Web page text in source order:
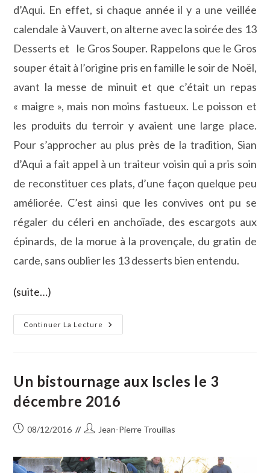
d’Aqui. En effet, si chaque année il y a une veillée
calendale à Vauvert, on alterne avec la soirée des 13
Desserts et le Gros Souper. Rappelons que le Gros
souper était à l’origine pris en famille le soir de Noël,
avant la messe de minuit et que c’était un repas
« maigre », mais non moins fastueux. Le poisson et
les produits du terroir y avaient une large place.
Pour s’approcher au plus près de la tradition, Sian
d’Aqui a fait appel à un traiteur voisin qui a pris soin
de reconstituer ces plats, d’une façon quelque peu
améliorée. C’est ainsi que les convives ont pu se
régaler du céleri en anchoïade, des escargots aux
épinards, de la morue à la provençale, du gratin de
carde, sans oublier les 13 desserts bien entendu.
(suite…)
Continuer La Lecture
Sian
D’Aqui
«
Vihado
Calendale
»
Un bistournage aux Iscles le 3
décembre 2016
Publication
08/12/2016
Auteur/autrice
publication :
Jean-Pierre Trouillas